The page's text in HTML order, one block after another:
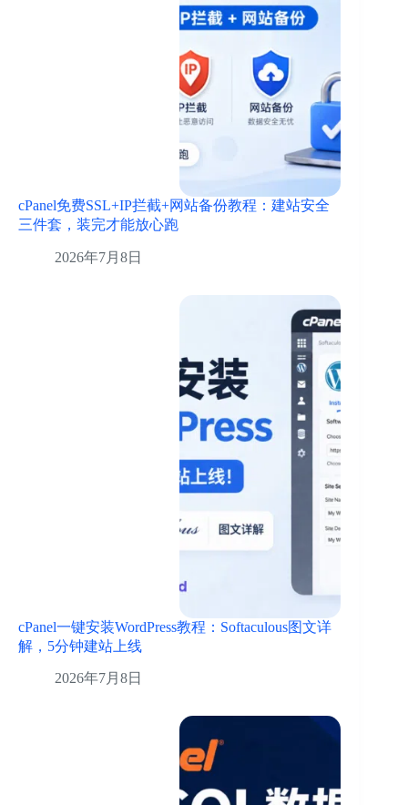
cPanel免费SSL+IP拦截+网站备份教程：建站安全
三件套，装完才能放心跑
2026年7月8日
cPanel一键安装WordPress教程：Softaculous图文详
解，5分钟建站上线
2026年7月8日